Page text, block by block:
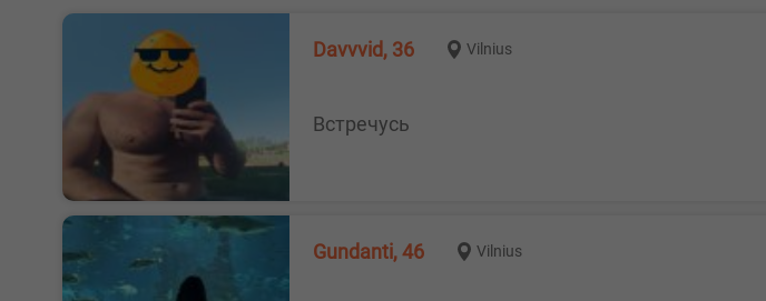
Davvvid, 36 Vilnius
Встречусь
Gundanti, 46 Vilnius